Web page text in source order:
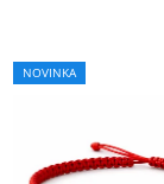
5,0
NOVINKA